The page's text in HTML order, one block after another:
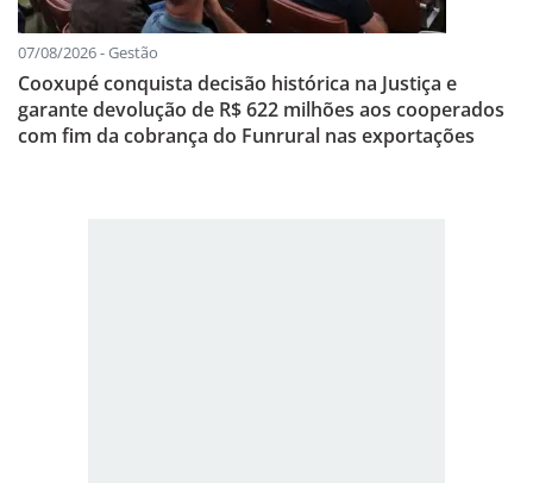
07/08/2026 - Gestão
Cooxupé conquista decisão histórica na Justiça e
garante devolução de R$ 622 milhões aos cooperados
com fim da cobrança do Funrural nas exportações